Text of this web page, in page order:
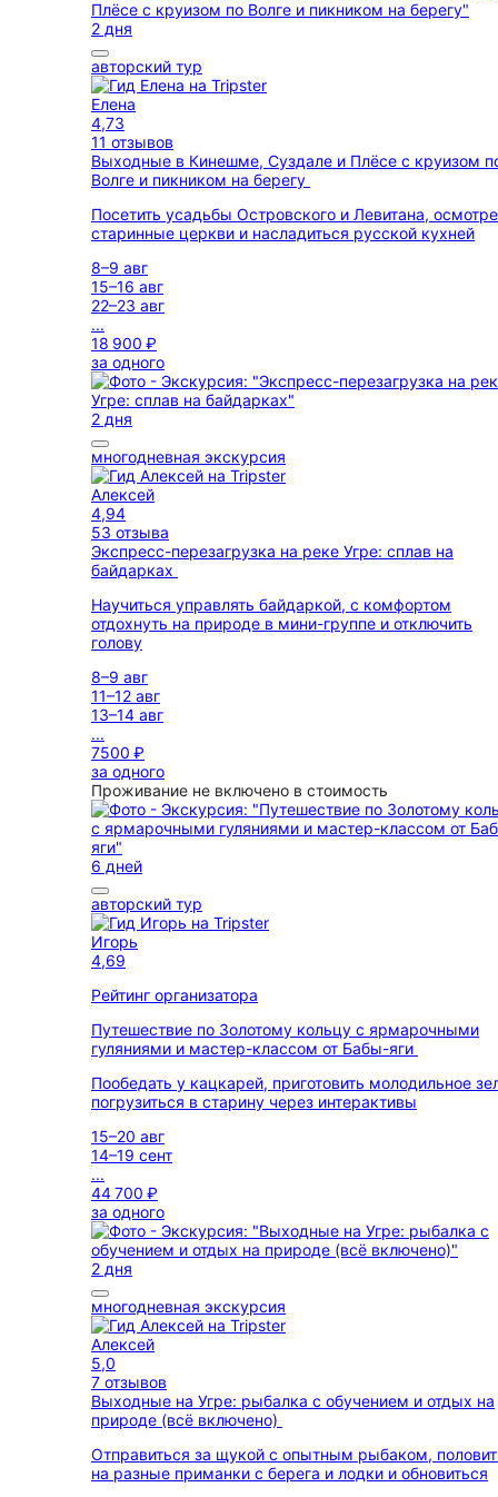
2 дня
авторский тур
Елена
4,73
11 отзывов
Выходные в Кинешме, Суздале и Плёсе с круизом
Волге и пикником на берегу
Посетить усадьбы Островского и Левитана,
старинные церкви и насладиться русской кухней
8–9 авг
15–16 авг
22–23 авг
...
18 900 ₽
за одного
2 дня
многодневная экскурсия
Алексей
4,94
53 отзыва
Экспресс-перезагрузка на реке Угре: сплав на
байдарках
Научиться управлять байдаркой, с комфортом
отдохнуть на природе в мини-группе и отключить
голову
8–9 авг
11–12 авг
13–14 авг
...
7500 ₽
за одного
Проживание не включено в стоимость
6 дней
авторский тур
Игорь
4,69
Рейтинг организатора
Путешествие по Золотому кольцу с ярмарочными
гуляниями и мастер-классом от Бабы-яги
Пообедать у кацкарей, приготовить молодильное
погрузиться в старину через интерактивы
15–20 авг
14–19 сент
...
44 700 ₽
за одного
2 дня
многодневная экскурсия
Алексей
5,0
7 отзывов
Выходные на Угре: рыбалка с обучением и отдых на
природе (всё включено)
Отправиться за щукой с опытным рыбаком,
на разные приманки с берега и лодки и обновиться